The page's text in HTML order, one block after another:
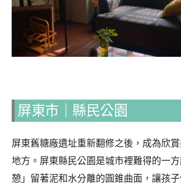
屏東市｜縣民公園
屏東舊糖廠遺址重新翻修之後，成為欣
地方。屏東縣民公園是城市裡難得的一
憩」留著泥和水分離的圓錐曲面，讓孩